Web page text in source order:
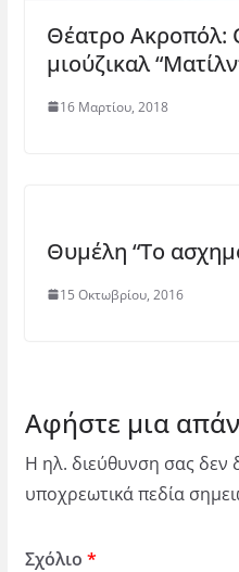
Θέατρο Ακροπόλ:
μιούζικαλ
16 Μαρτίου, 2018
Θυμέλη “Το
15 Οκτωβρίου, 2016
Αφήστε μια
Η ηλ. διεύθυνση σας δεν
υποχρεωτικά πεδία
Σχόλιο *